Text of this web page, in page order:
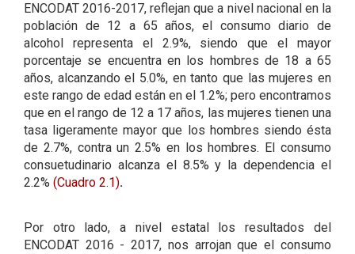
ENCODAT 2016-2017, reflejan que a nivel nacional en la
población de 12 a 65 años, el consumo diario de
alcohol representa el 2.9%, siendo que el mayor
porcentaje se encuentra en los hombres de 18 a 65
años, alcanzando el 5.0%, en tanto que las mujeres en
este rango de edad están en el 1.2%; pero encontramos
que en el rango de 12 a 17 años, las mujeres tienen una
tasa ligeramente mayor que los hombres siendo ésta
de 2.7%, contra un 2.5% en los hombres. El consumo
consuetudinario alcanza el 8.5% y la dependencia el
2.2% (Cuadro 2.1).
Por otro lado, a nivel estatal los resultados del
ENCODAT 2016 - 2017, nos arrojan que el consumo